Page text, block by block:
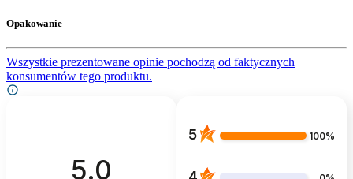
Opakowanie
Wszystkie prezentowane opinie pochodzą od faktycznych
konsumentów tego produktu.
5.0
5 100%